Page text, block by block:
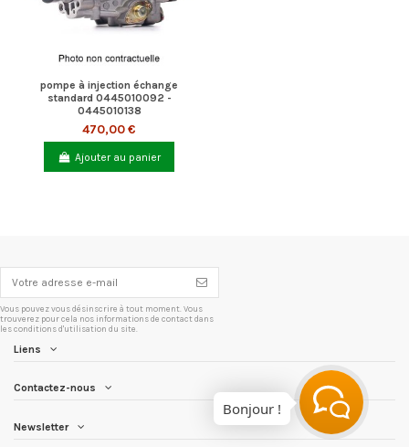
pompe à injection échange
standard 0445010092 -
0445010138
470,00 €
Ajouter au panier
Vous pouvez vous désinscrire à tout moment. Vous
trouverez pour cela nos informations de contact dans
les conditions d'utilisation du site.
Liens
Contactez-nous
Newsletter
Bonjour !